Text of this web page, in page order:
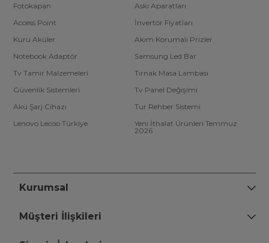
Fotokapan
Askı Aparatları
Access Point
İnvertör Fiyatları
Kuru Aküler
Akım Korumalı Prizler
Notebook Adaptör
Samsung Led Bar
Tv Tamir Malzemeleri
Tırnak Masa Lambası
Güvenlik Sistemleri
Tv Panel Değişimi
Akü Şarj Cihazı
Tur Rehber Sistemi
Lenovo Lecoo Türkiye
Yeni İthalat Ürünleri Temmuz
2026
Kurumsal
Müşteri İlişkileri